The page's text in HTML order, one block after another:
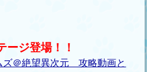
ジ登場！！
ズ＠絶望異次元 攻略動画と